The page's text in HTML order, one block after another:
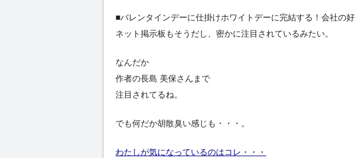
■バレンタインデーに仕掛けホワイトデーに完結する！会社の
ネット掲示板もそうだし、密かに注目されているみたい。
なんだか
作者の長島 美保さんまで
注目されてるね。
でも何だか胡散臭い感じも・・・。
わたしが気になっているのはコレ・・・